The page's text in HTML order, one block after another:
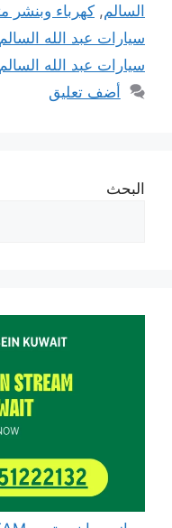
السالم, كهرباء وبنشر
سيارات عبد الله السالم
سيارات عبد الله السالم
أضف تعليق
البحث